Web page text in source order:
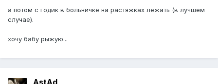
а потом с годик в больничке на растяжках лежать (в лучшем
случае).
хочу бабу рыжую...